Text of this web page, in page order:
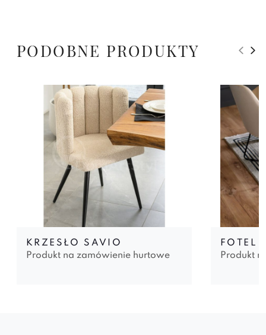
PODOBNE PRODUKTY
KRZESŁO SAVIO
Produkt na zamówienie hurtowe
FOTEL
Produkt